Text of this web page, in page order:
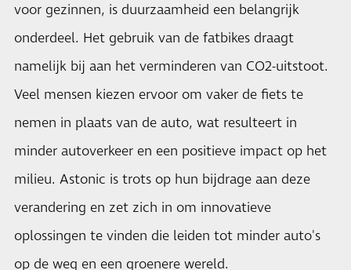
voor gezinnen, is duurzaamheid een belangrijk
onderdeel. Het gebruik van de fatbikes draagt
namelijk bij aan het verminderen van CO2-uitstoot.
Veel mensen kiezen ervoor om vaker de fiets te
nemen in plaats van de auto, wat resulteert in
minder autoverkeer en een positieve impact op het
milieu. Astonic is trots op hun bijdrage aan deze
verandering en zet zich in om innovatieve
oplossingen te vinden die leiden tot minder auto's
op de weg en een groenere wereld.